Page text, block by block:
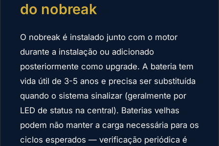
do nobreak
O nobreak é instalado junto com o motor
durante a instalação ou adicionado
posteriormente como upgrade. A bateria tem
vida útil de 3-5 anos e precisa ser substituída
quando o sistema sinalizar (geralmente por
LED de status na central). Baterias velhas
podem não manter a carga necessária para os
ciclos esperados — verificação periódica é